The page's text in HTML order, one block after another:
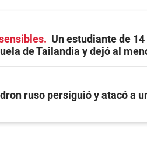
Un estudiante de
de Tailandia y dejó al
ruso persiguió y atacó a